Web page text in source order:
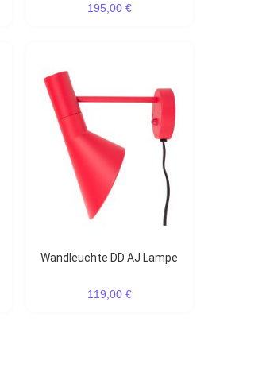
195,00 €
Wandleuchte DD AJ Lampe
119,00 €